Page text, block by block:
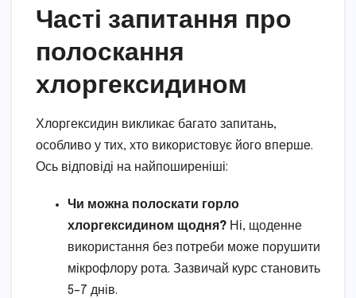
Часті запитання про
полоскання
хлоргексидином
Хлоргексидин викликає багато запитань,
особливо у тих, хто використовує його вперше.
Ось відповіді на найпоширеніші:
Чи можна полоскати горло
хлоргексидином щодня? Ні, щоденне
використання без потреби може порушити
мікрофлору рота. Зазвичай курс становить
5–7 днів.